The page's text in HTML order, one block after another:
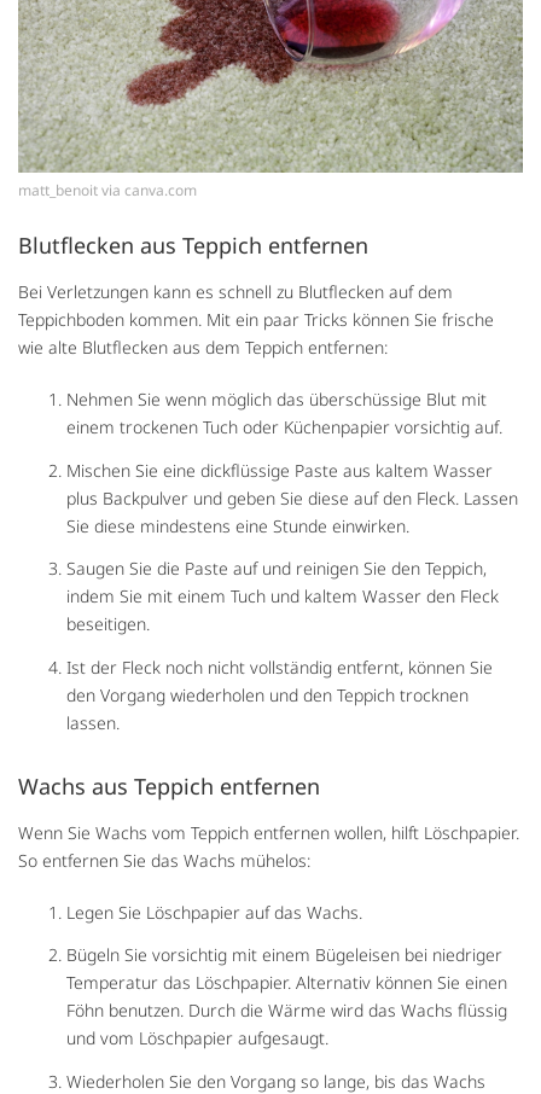
matt_benoit via canva.com
Blutflecken aus Teppich entfernen
Bei Verletzungen kann es schnell zu Blutflecken auf dem
Teppichboden kommen. Mit ein paar Tricks können Sie frische
wie alte Blutflecken aus dem Teppich entfernen:
Nehmen Sie wenn möglich das überschüssige Blut mit
einem trockenen Tuch oder Küchenpapier vorsichtig auf.
Mischen Sie eine dickflüssige Paste aus kaltem Wasser
plus Backpulver und geben Sie diese auf den Fleck. Lassen
Sie diese mindestens eine Stunde einwirken.
Saugen Sie die Paste auf und reinigen Sie den Teppich,
indem Sie mit einem Tuch und kaltem Wasser den Fleck
beseitigen.
Ist der Fleck noch nicht vollständig entfernt, können Sie
den Vorgang wiederholen und den Teppich trocknen
lassen.
Wachs aus Teppich entfernen
Wenn Sie Wachs vom Teppich entfernen wollen, hilft Löschpapier.
So entfernen Sie das Wachs mühelos:
Legen Sie Löschpapier auf das Wachs.
Bügeln Sie vorsichtig mit einem Bügeleisen bei niedriger
Temperatur das Löschpapier. Alternativ können Sie einen
Föhn benutzen. Durch die Wärme wird das Wachs flüssig
und vom Löschpapier aufgesaugt.
Wiederholen Sie den Vorgang so lange, bis das Wachs